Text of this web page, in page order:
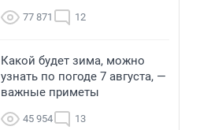
77 871 12
Какой будет зима, можно
узнать по погоде 7 августа, —
важные приметы
45 954 13